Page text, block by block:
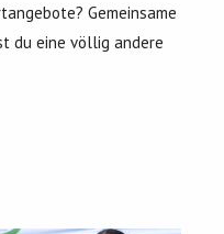
Gemeinsame
du eine völlig andere